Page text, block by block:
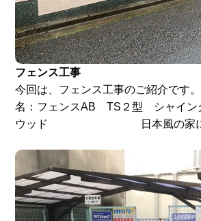
フェンス工事
今回は、フェンス工事のご紹
名：フェンスAB TS２型 シャイン
ウッド 日本風の家に調